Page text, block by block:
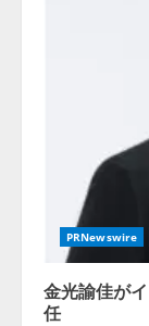
PRNewswire
金光諭佳が
任